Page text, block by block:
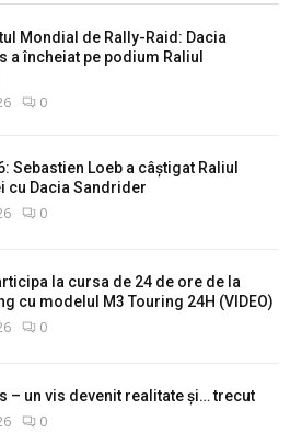
Mondial de Rally-Raid: Dacia
a încheiat pe podium Raliul
0
Sebastien Loeb a câștigat Raliul
cu Dacia Sandrider
0
la cursa de 24 de ore de la
cu modelul M3 Touring 24H (VIDEO)
0
– un vis devenit realitate și… trecut
0